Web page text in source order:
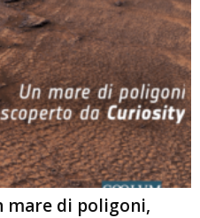
mare di poligoni,